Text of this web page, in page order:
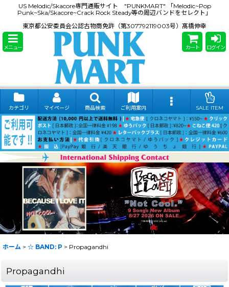
US Melodic/Skacore専門通販サイト "PUNKMART" 「Melodic~Pop
Punk~Ska/Skacore~Crack Rock Steady等の周辺バンドをセレクト」
東京都公安委員会公認古物商免許（第307792119003号）髙橋伸幸
メニュー カート ログイン
カテゴリ マイページ 商品検索 ご利用案内 SALE ITEM
ホーム > ☆ BAND: P > Propagandhi
Propagandhi